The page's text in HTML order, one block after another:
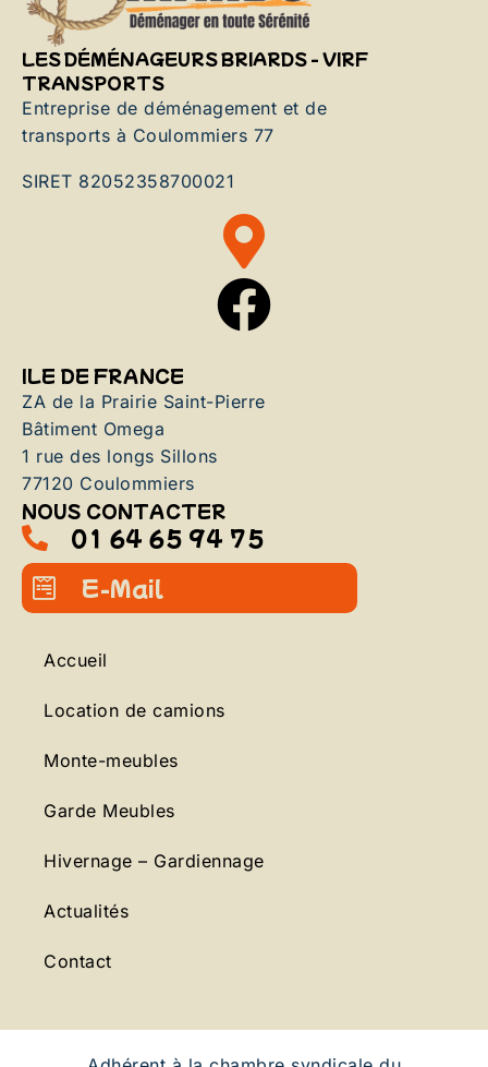
LES DÉMÉNAGEURS BRIARDS - VIRF
TRANSPORTS
Entreprise de déménagement et de
transports à Coulommiers 77
SIRET 82052358700021
ILE DE FRANCE
ZA de la Prairie Saint-Pierre
Bâtiment Omega
1 rue des longs Sillons
77120 Coulommiers
NOUS CONTACTER
01 64 65 94 75
E-Mail
Accueil
Location de camions
Monte-meubles
Garde Meubles
Hivernage – Gardiennage
Actualités
Contact